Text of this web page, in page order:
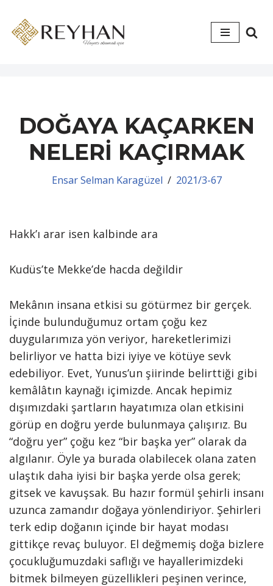
İçeriğe
DOĞAYA KAÇARKEN
NELERİ KAÇIRMAK
Ensar Selman Karagüzel 2021/3-67
Hakk’ı arar isen kalbinde ara
Kudüs’te Mekke’de hacda değildir
Mekânın insana etkisi su götürmez bir gerçek.
İçinde bulunduğumuz ortam çoğu kez
duygularımıza yön veriyor, hareketlerimizi
belirliyor ve hatta bizi iyiye ve kötüye sevk
edebiliyor. Evet, Yunus’un şiirinde belirttiği gibi
kemâlâtın kaynağı içimizde. Ancak hepimiz
dışımızdaki şartların hayatımıza olan etkisini
görüp en doğru yerde bulunmaya çalışırız. Bu
“doğru yer” çoğu kez “bir başka yer” olarak da
algılanır. Öyle ya burada olabilecek olana zaten
ulaştık daha iyisi bir başka yerde olsa gerek;
gitsek ve kavuşsak. Bu hazır formül şehirli insanı
uzunca zamandır doğaya yönlendiriyor. Şehirleri
terk edip doğanın içinde bir hayat modası
gittikçe revaç buluyor. El değmemiş doğa bizlere
çocukluğumuzdaki saflığı ve hayallerimizdeki
bitmek bilmeyen güzellikleri peşinen verince,